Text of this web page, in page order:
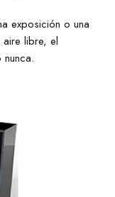
exposición o una
aire libre, el